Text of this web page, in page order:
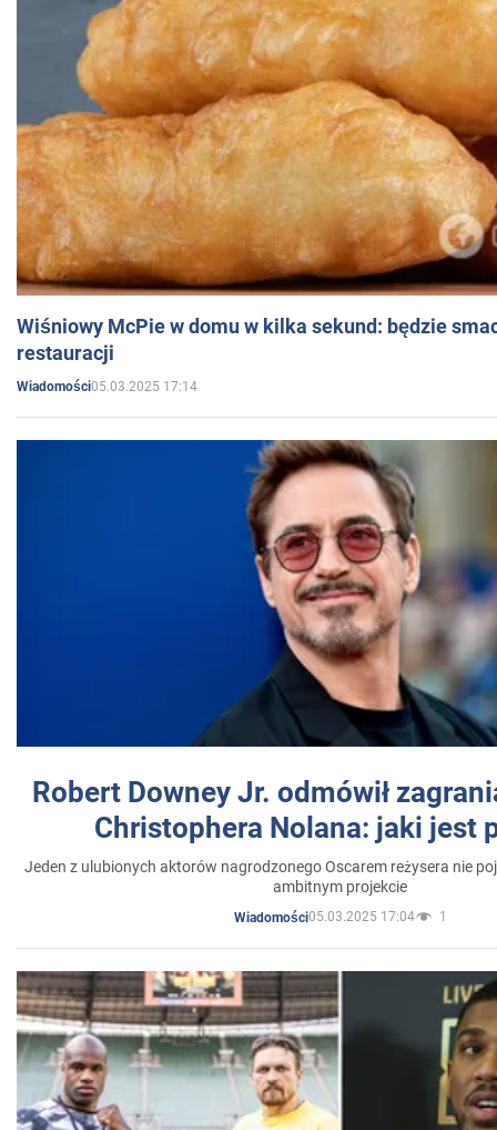
Wiśniowy McPie w domu w kilka sekund: będzie
restauracji
Wiadomości05.03.2025 17:14
Robert Downey Jr. odmówił
Christophera Nolana: jaki jest
Jeden z ulubionych aktorów nagrodzonego Oscarem reżysera nie
ambitnym projekcie
Wiadomości05.03.2025 17:04 1